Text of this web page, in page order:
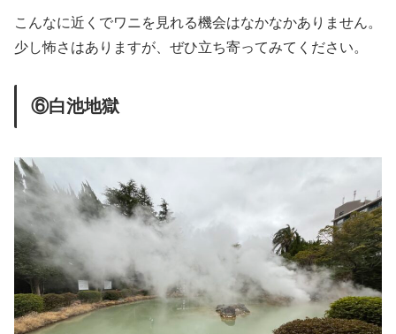
こんなに近くでワニを見れる機会はなかなかありません。
少し怖さはありますが、ぜひ立ち寄ってみてください。
⑥白池地獄